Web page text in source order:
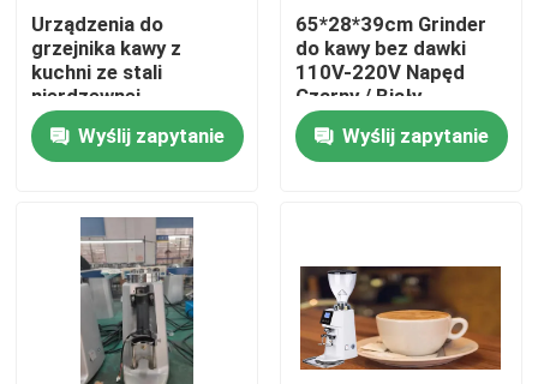
Kontrola jakości
Skontaktuj się z nami
Sprawy
Młynek do kawy
Młynek do kawy z zadziorami
Urządzenia do
grzejnika kawy z
kuchni ze stali
nierdzewnej
Wyślij zapytanie
65*28*39cm Grinder
do kawy bez dawki
110V-220V Napęd
Czarny / Biały
Wyślij zapytanie